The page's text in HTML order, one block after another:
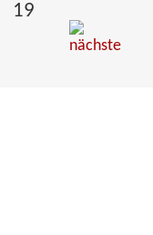
19